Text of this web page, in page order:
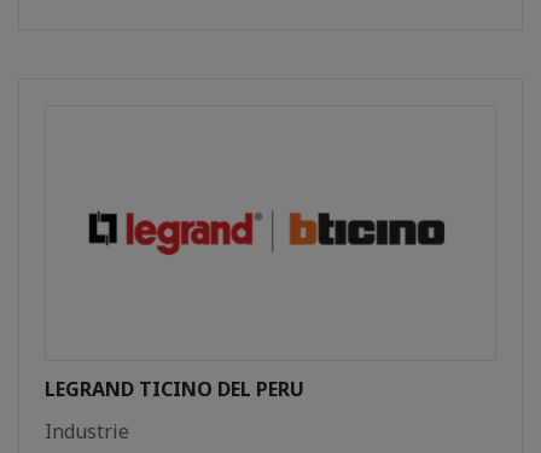
LEGRAND TICINO DEL PERU
Industrie